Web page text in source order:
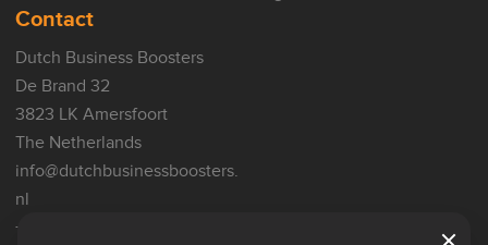
Contact
Dutch Business Boosters
De Brand 32
3823 LK Amersfoort
The Netherlands
info@dutchbusinessboosters.
nl
+31(0)33 8200264